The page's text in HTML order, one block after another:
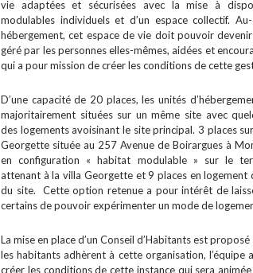
vie adaptées et sécurisées avec la mise à
modulables individuels et d’un espace collectif.
hébergement, cet espace de vie doit pouvoir
géré par les personnes elles-mêmes, aidées et
qui a pour mission de créer les conditions de cette
D’une capacité de 20 places, les unités
majoritairement situées sur un même site avec
des logements avoisinant le site principal. 3 places
Georgette située au 257 Avenue de Boirargues à
en configuration « habitat modulable » sur le
attenant à la villa Georgette et 9 places en logement
du site. Cette option retenue a pour intérêt de
certains de pouvoir expérimenter un mode de
La mise en place d’un Conseil d’Habitants est
les habitants adhèrent à cette organisation, l’équipe
créer les conditions de cette instance qui sera